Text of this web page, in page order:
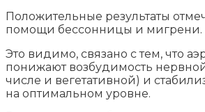
Положительные результаты
помощи бессонницы и мигрени.
Это видимо, связано с тем, что
понижают возбудимость
числе и вегетативной) и
на оптимальном уровне.